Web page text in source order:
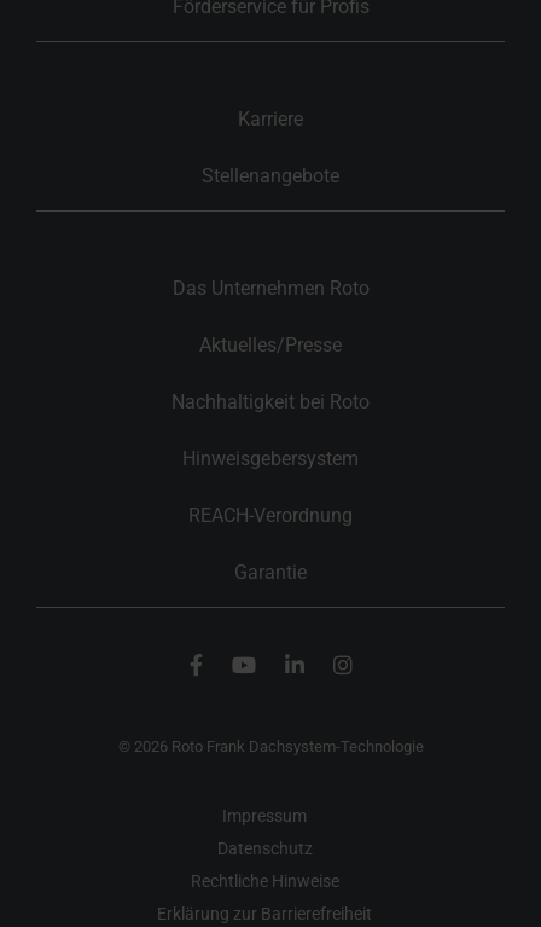
Förderservice für Profis
Karriere
Stellenangebote
Das Unternehmen Roto
Aktuelles/Presse
Nachhaltigkeit bei Roto
Hinweisgebersystem
REACH-Verordnung
Garantie
© 2026 Roto Frank Dachsystem-Technologie
Impressum
Datenschutz
Rechtliche Hinweise
Erklärung zur Barrierefreiheit